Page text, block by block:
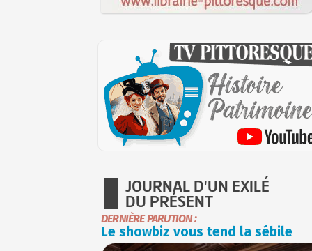
JOURNAL D'UN EXILÉ
DU PRÉSENT
DERNIÈRE PARUTION :
Le showbiz vous tend la sébile